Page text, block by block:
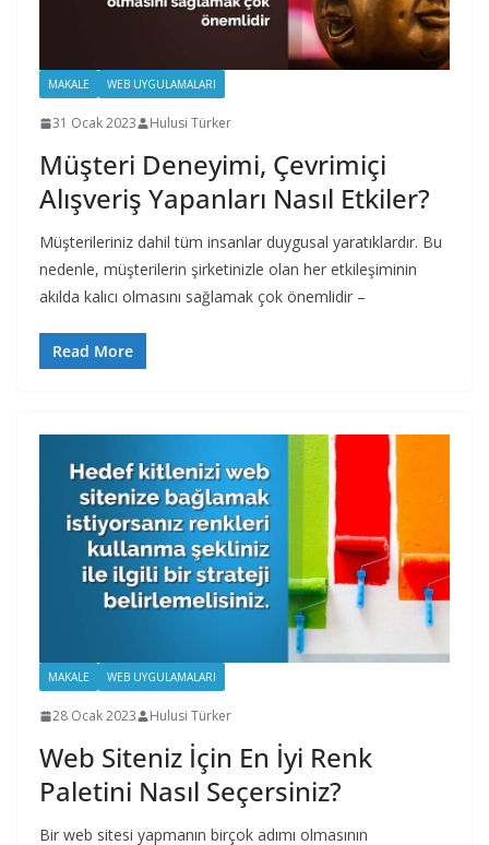
MAKALE WEB UYGULAMALARI
31 Ocak 2023 Hulusi Türker
Müşteri Deneyimi, Çevrimiçi
Alışveriş Yapanları Nasıl Etkiler?
Müşterileriniz dahil tüm insanlar duygusal yaratıklardır. Bu
nedenle, müşterilerin şirketinizle olan her etkileşiminin
akılda kalıcı olmasını sağlamak çok önemlidir –
Read More
MAKALE WEB UYGULAMALARI
28 Ocak 2023 Hulusi Türker
Web Siteniz İçin En İyi Renk
Paletini Nasıl Seçersiniz?
Bir web sitesi yapmanın birçok adımı olmasının